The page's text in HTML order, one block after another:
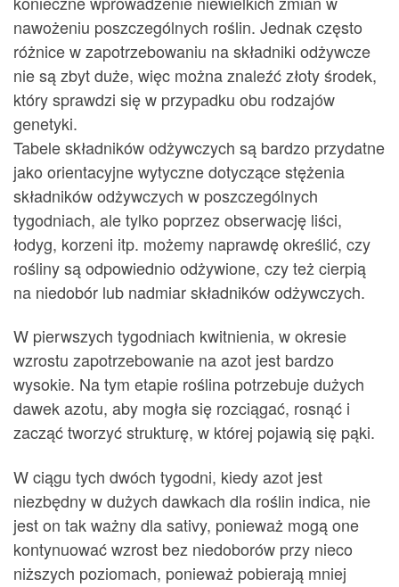
nawożeniu poszczególnych roślin. Jednak często
różnice w zapotrzebowaniu na składniki odżywcze
nie są zbyt duże, więc można znaleźć złoty środek,
który sprawdzi się w przypadku obu rodzajów
genetyki.
Tabele składników odżywczych są bardzo przydatne
jako orientacyjne wytyczne dotyczące stężenia
składników odżywczych w poszczególnych
tygodniach, ale tylko poprzez obserwację liści,
łodyg, korzeni itp. możemy naprawdę określić, czy
rośliny są odpowiednio odżywione, czy też cierpią
na niedobór lub nadmiar składników odżywczych.
W pierwszych tygodniach kwitnienia, w okresie
wzrostu zapotrzebowanie na azot jest bardzo
wysokie. Na tym etapie roślina potrzebuje dużych
dawek azotu, aby mogła się rozciągać, rosnąć i
zacząć tworzyć strukturę, w której pojawią się pąki.
W ciągu tych dwóch tygodni, kiedy azot jest
niezbędny w dużych dawkach dla roślin indica, nie
jest on tak ważny dla sativy, ponieważ mogą one
kontynuować wzrost bez niedoborów przy nieco
niższych poziomach, ponieważ pobierają mniej